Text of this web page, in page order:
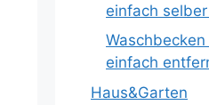
einfach
einfach
Haus&Garten